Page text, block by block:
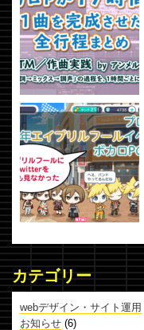
カテゴリー
webデザイン・サイト運用
お知らせ (6)